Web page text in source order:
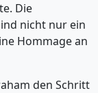
Die
nicht nur ein
Hommage an
den Schritt